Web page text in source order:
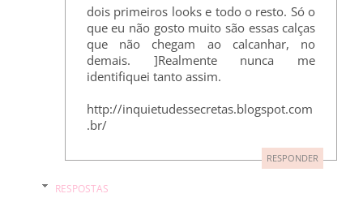
dois primeiros looks e todo o resto. Só o
que eu não gosto muito são essas calças
que não chegam ao calcanhar, no
demais. ]Realmente nunca me
identifiquei tanto assim.
http://inquietudessecretas.blogspot.com
.br/
RESPONDER
RESPOSTAS